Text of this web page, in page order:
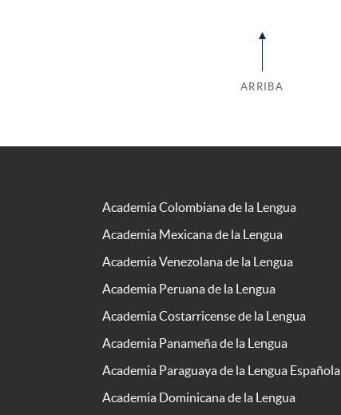
ARRIBA
Academia Colombiana de la Lengua
Academia Mexicana de la Lengua
Academia Venezolana de la Lengua
Academia Peruana de la Lengua
Academia Costarricense de la Lengua
Academia Panameña de la Lengua
Academia Paraguaya de la Lengua Española
Academia Dominicana de la Lengua